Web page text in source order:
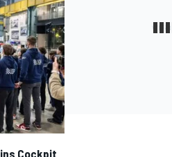
Cockpit